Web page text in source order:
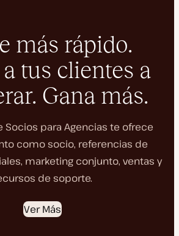
más rápido.
tus clientes a
Gana más.
Socios para Agencias te ofrece
como socio, referencias de
marketing conjunto, ventas y
de soporte.
Ver Más